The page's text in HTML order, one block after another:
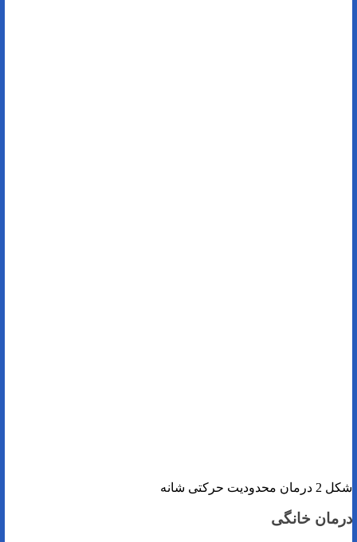
شکل 2 درمان محدودیت حرکتی شانه
درمان خانگی